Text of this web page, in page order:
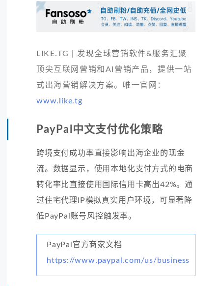
LIKE.TG | 发现全球营销软件&服务汇聚
顶尖互联网营销和AI营销产品，提供一站
式出海营销解决方案。唯一官网：
www.like.tg
PayPal中文支付优化策略
跨境支付成功率直接影响出海企业的现金
流。数据显示，使用本地化支付方式的电商
转化率比直接使用国际信用卡高出42%。通
过住宅代理IP模拟真实用户环境，可显著降
低PayPal账号风控触发率。
PayPal官方商家文档
https://www.paypal.com/us/business